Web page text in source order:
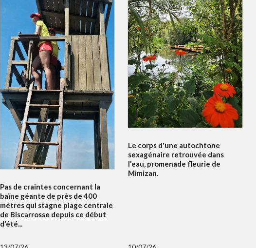
Pas de craintes concernant la
baïne géante de près de 400
mètres qui stagne plage centrale
de Biscarrosse depuis ce début
d'été...
Le corps d'une autochtone
sexagénaire retrouvée dans
l'eau, promenade fleurie de
Mimizan.